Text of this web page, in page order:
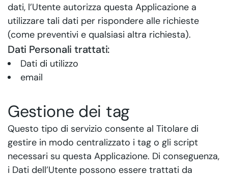
dati, l’Utente autorizza questa Applicazione a
utilizzare tali dati per rispondere alle richieste
(come preventivi e qualsiasi altra richiesta).
Dati Personali trattati:
Dati di utilizzo
email
Gestione dei tag
Questo tipo di servizio consente al Titolare di
gestire in modo centralizzato i tag o gli script
necessari su questa Applicazione. Di conseguenza,
i Dati dell’Utente possono essere trattati da